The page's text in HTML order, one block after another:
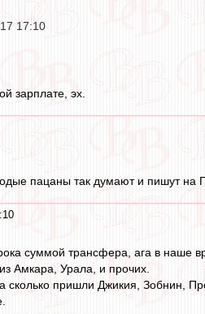
17:10
зарплате, эх.
пацаны так думают и пишут на
суммой трансфера, ага в наше
Амкара, Урала, и прочих.
сколько пришли Джикия, Зобнин,